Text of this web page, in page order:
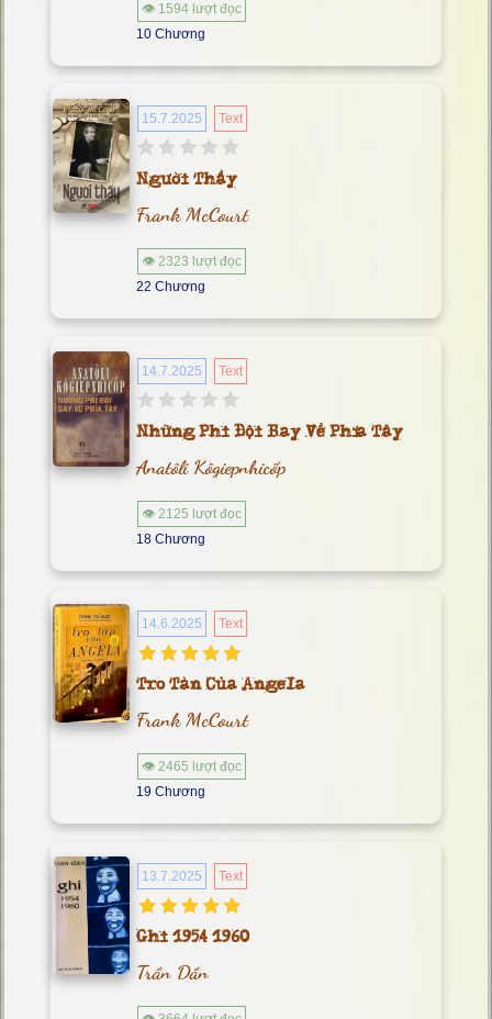
👁 1594 lượt đọc
10 Chương
15.7.2025 Text
Người Thầy
Frank McCourt
👁 2323 lượt đọc
22 Chương
14.7.2025 Text
Những Phi Đội Bay Về Phía Tây
Anatôli Kôgiepnhicốp
👁 2125 lượt đọc
18 Chương
14.6.2025 Text
Tro Tàn Của Angela
Frank McCourt
👁 2465 lượt đọc
19 Chương
13.7.2025 Text
Ghi 1954 1960
Trần Dần